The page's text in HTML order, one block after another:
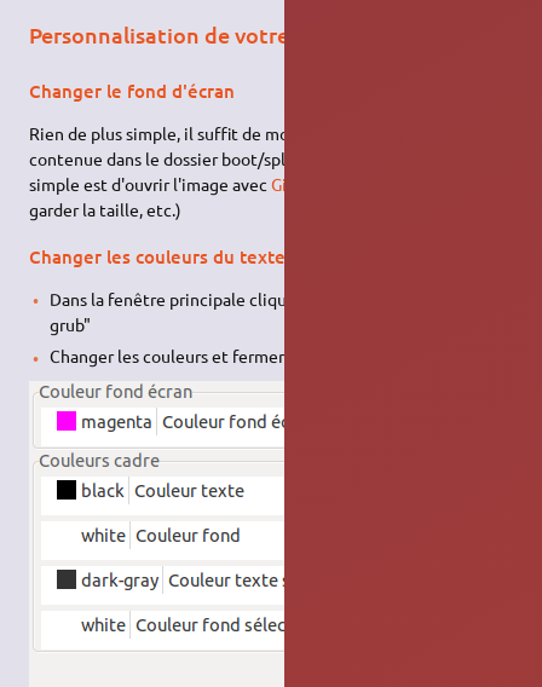
Personnalisation de votre clé
Changer le fond d'écran
Rien de plus simple, il suffit de modifier l'image splash.png
contenue dans le dossier boot/splash de votre clé. Le plus
simple est d'ouvrir l'image avecGimp
garder la taille, etc.)
Changer les couleurs du texte
Dans la fenêtre principale cliquer sur le bouton "réglages
grub"
Changer les couleurs et fermer